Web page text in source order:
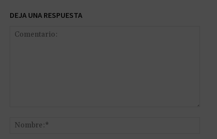
DEJA UNA RESPUESTA